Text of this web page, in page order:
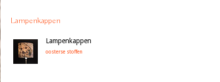
Lampenkappen
Lampenkappen
oosterse stoffen